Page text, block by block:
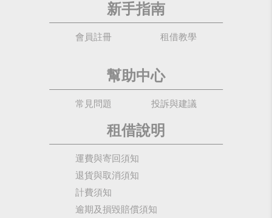
新手指南
會員註冊 租借教學
幫助中心
常見問題 投訴與建議
租借說明
運費與寄回須知
退貨與取消須知
計費須知
逾期及損毀賠償須知